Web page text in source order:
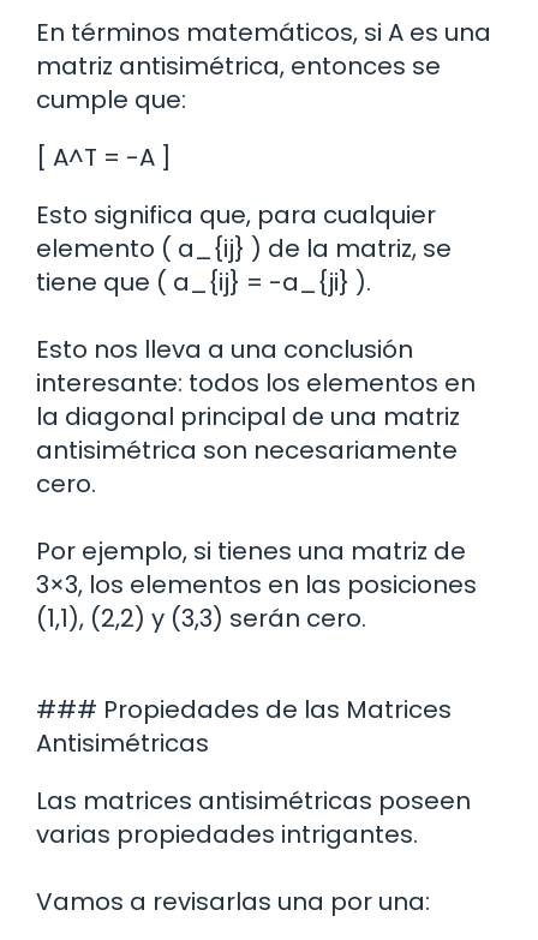
En términos matemáticos, si A es una
matriz antisimétrica, entonces se
cumple que:
[ A^T = -A ]
Esto significa que, para cualquier
elemento ( a_{ij} ) de la matriz, se
tiene que ( a_{ij} = -a_{ji} ).
Esto nos lleva a una conclusión
interesante: todos los elementos en
la diagonal principal de una matriz
antisimétrica son necesariamente
cero.
Por ejemplo, si tienes una matriz de
3×3, los elementos en las posiciones
(1,1), (2,2) y (3,3) serán cero.
### Propiedades de las Matrices
Antisimétricas
Las matrices antisimétricas poseen
varias propiedades intrigantes.
Vamos a revisarlas una por una: